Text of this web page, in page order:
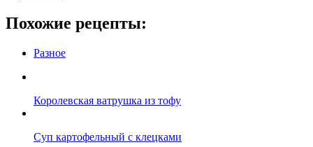
Похожие рецепты:
Разное
Королевская ватрушка из тофу
Суп картофельный с клецками